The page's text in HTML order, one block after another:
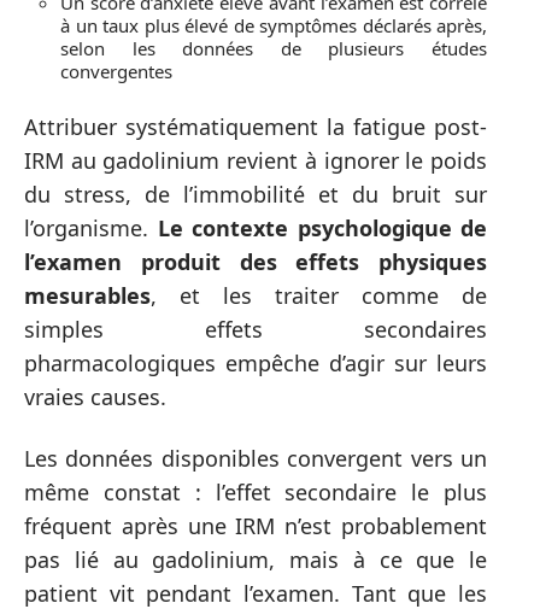
à un taux plus élevé de symptômes déclarés après,
selon les données de plusieurs études
convergentes
Attribuer systématiquement la fatigue post-
IRM au gadolinium revient à ignorer le poids
du stress, de l’immobilité et du bruit sur
l’organisme. Le contexte psychologique de
l’examen produit des effets physiques
mesurables, et les traiter comme de
simples effets secondaires
pharmacologiques empêche d’agir sur leurs
vraies causes.
Les données disponibles convergent vers un
même constat : l’effet secondaire le plus
fréquent après une IRM n’est probablement
pas lié au gadolinium, mais à ce que le
patient vit pendant l’examen. Tant que les